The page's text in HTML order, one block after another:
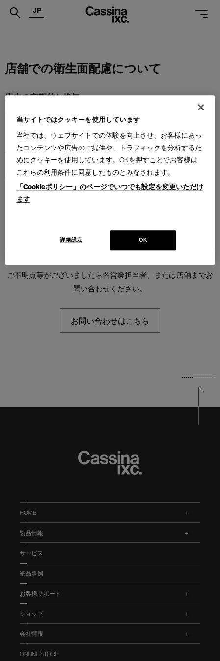
.
PROJECTS
MAGAZINE
SUPPORT
SHOPS
PROFESSIONAL
JP
店舗での衛生面配慮について
店内の定期的な換気
店内空調および窓をあけて、定期的な外気との入れ替えを実施して
おります。
店内設備の定期的な消毒清掃
お手に振れやすい設備や、展示している家具等、定期的なアルコー
ル消毒を実施しております。
スタッフのマスク着用
ご不明点等がございましたら各営業担当者、または店舗までお
問い合わせください。
お問い合わせはこちら
HOME
製品情報
サービス
納品事例
お客様サポート
ショップ
会社情報
ONLINE STORE
当サイトではクッキーを使用しています
当社では、ウェブサイトでの体験を向上させ、お客様にあっ
たコンテンツや広告のご提供や、トラフィックを分析するた
めにクッキーを使用しています。OKを押すことでお客様は
これらの利用条件に同意したものとみなされます。
「Cookieポリシー」のページでいつでも設定を変更いただけ
ます
OK
詳細設定